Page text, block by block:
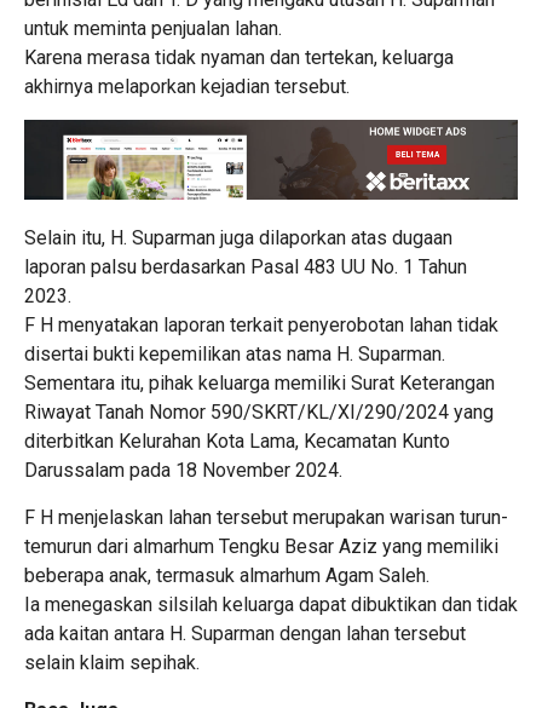
untuk meminta penjualan lahan.
Karena merasa tidak nyaman dan tertekan, keluarga
akhirnya melaporkan kejadian tersebut.
Selain itu, H. Suparman juga dilaporkan atas dugaan
laporan palsu berdasarkan Pasal 483 UU No. 1 Tahun
2023.
F H menyatakan laporan terkait penyerobotan lahan tidak
disertai bukti kepemilikan atas nama H. Suparman.
Sementara itu, pihak keluarga memiliki Surat Keterangan
Riwayat Tanah Nomor 590/SKRT/KL/XI/290/2024 yang
diterbitkan Kelurahan Kota Lama, Kecamatan Kunto
Darussalam pada 18 November 2024.
F H menjelaskan lahan tersebut merupakan warisan turun-
temurun dari almarhum Tengku Besar Aziz yang memiliki
beberapa anak, termasuk almarhum Agam Saleh.
Ia menegaskan silsilah keluarga dapat dibuktikan dan tidak
ada kaitan antara H. Suparman dengan lahan tersebut
selain klaim sepihak.